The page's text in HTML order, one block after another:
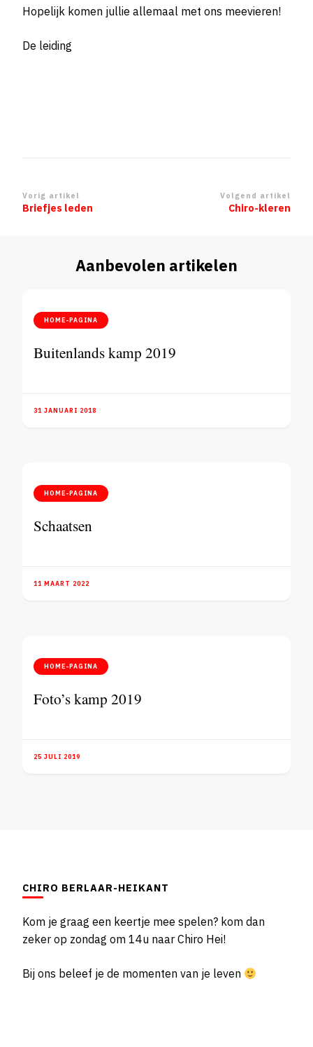
Hopelijk komen jullie allemaal met ons meevieren!
De leiding
Berichtnavigatie
Vorig artikel
Briefjes leden
Volgend artikel
Chiro-kleren
Aanbevolen artikelen
HOME-PAGINA
Buitenlands kamp 2019
31 JANUARI 2018
HOME-PAGINA
Schaatsen
11 MAART 2022
HOME-PAGINA
Foto’s kamp 2019
25 JULI 2019
CHIRO BERLAAR-HEIKANT
Kom je graag een keertje mee spelen? kom dan
zeker op zondag om 14u naar Chiro Hei!
Bij ons beleef je de momenten van je leven